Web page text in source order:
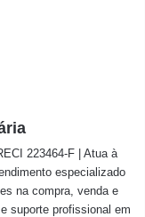
223464-F | Atua à
especializado
na compra, venda e
suporte profissional em